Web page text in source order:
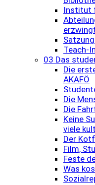
Institut
Teach-
03 Das
Die
AKAFÖ
Die
Die
Keine
viele
Der
Film,
Feste
Was